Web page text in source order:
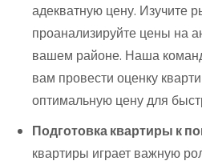
адекватную цену. Изучите
проанализируйте цены на
вашем районе. Наша
вам провести оценку
оптимальную цену для
Подготовка квартиры к
квартиры играет важную